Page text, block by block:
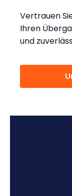
Vertrauen
Ihren
und